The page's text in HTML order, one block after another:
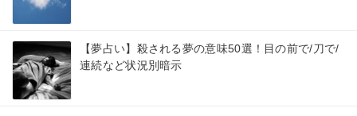
【夢占い】殺される夢の意味50選！目の前で/刀で/
連続など状況別暗示